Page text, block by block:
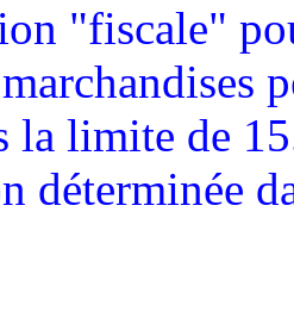
"fiscale"
la limite de
déterminée